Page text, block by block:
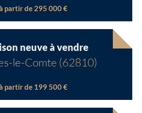
partir de 295 000 €
neuve à vendre
le-Comte (62810)
partir de 199 500 €